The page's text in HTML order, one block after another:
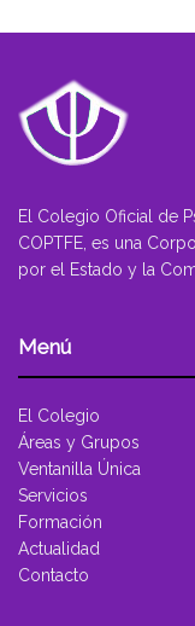
El Colegio Oficial de
COPTFE, es una
por el Estado y la
Menú
El Colegio
Áreas y Grupos
Ventanilla Única
Servicios
Formación
Actualidad
Contacto